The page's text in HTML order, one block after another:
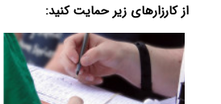
از کارزارهای زیر حمایت کنید: